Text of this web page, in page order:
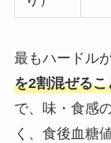
最もハードル
を2割混ぜるこ
で、味・食感
く、食後血糖